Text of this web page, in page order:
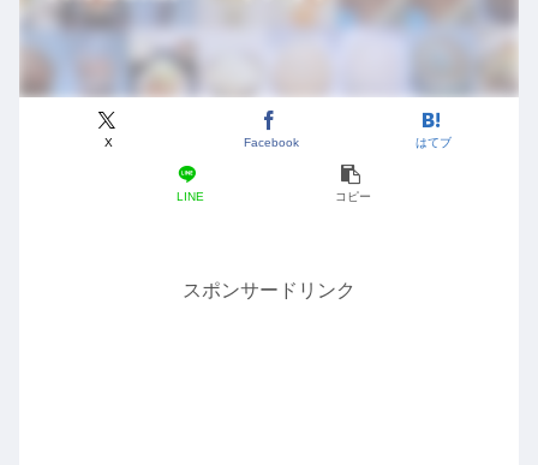
X Facebook はてブ
LINE コピー
スポンサードリンク